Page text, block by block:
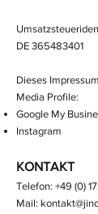
DE 365483401
Dieses
Media Profile:
Google My
Instagram
KONTAKT
Telefon: +49 (0)
Mail: